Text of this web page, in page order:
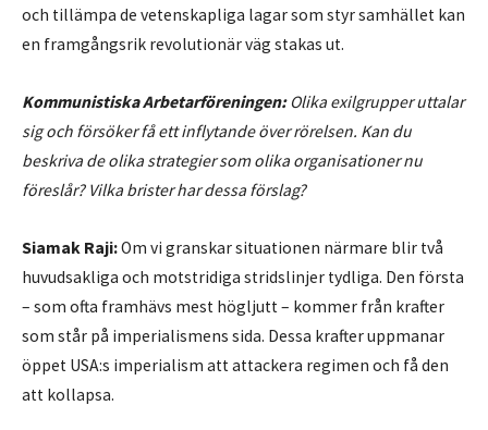
och tillämpa de vetenskapliga lagar som styr samhället kan
en framgångsrik revolutionär väg stakas ut.
Kommunistiska Arbetarföreningen:Olika exilgrupper uttalar
sig och försöker få ett inflytande över rörelsen. Kan du
beskriva de olika strategier som olika organisationer nu
föreslår? Vilka brister har dessa förslag?
Siamak Raji:Om vi granskar situationen närmare blir två
huvudsakliga och motstridiga stridslinjer tydliga. Den första
– som ofta framhävs mest högljutt – kommer från krafter
som står på imperialismens sida. Dessa krafter uppmanar
öppet USA:s imperialism att attackera regimen och få den
att kollapsa.